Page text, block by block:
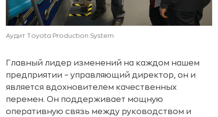
Аудит Toyota Production System
Главный лидер изменений на каждом нашем
предприятии – управляющий директор, он и
является вдохновителем качественных
перемен. Он поддерживает мощную
оперативную связь между руководством и